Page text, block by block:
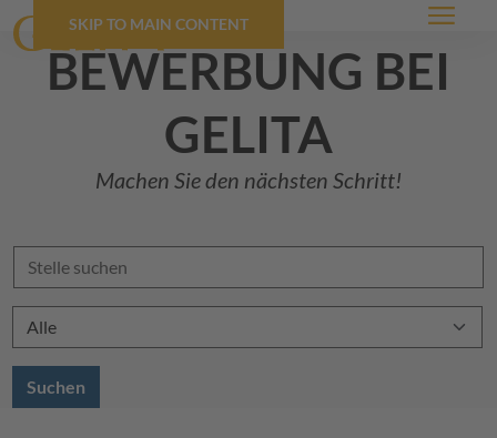
SKIP TO MAIN CONTENT Menü
bewerbung bei
GELITA
Machen Sie den nächsten Schritt!